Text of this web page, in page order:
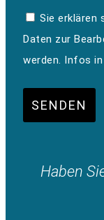
Sie erklären
Daten zur
werden. Infos
SENDEN
Haben